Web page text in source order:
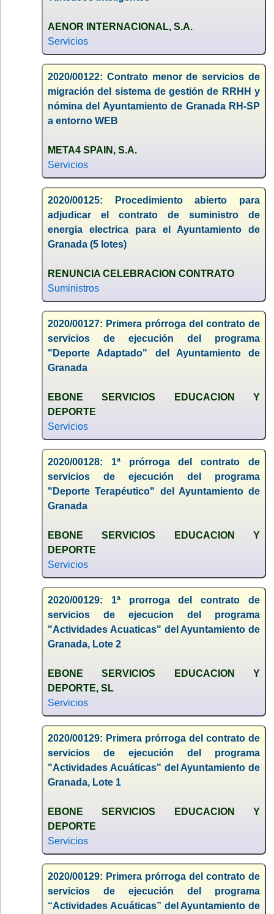
AENOR INTERNACIONAL, S.A.
Servicios
2020/00122: Contrato menor de servicios de
migración del sistema de gestión de RRHH y
nómina del Ayuntamiento de Granada RH-SP
a entorno WEB
META4 SPAIN, S.A.
Servicios
2020/00125: Procedimiento abierto para
adjudicar el contrato de suministro de
energia electrica para el Ayuntamiento de
Granada (5 lotes)
RENUNCIA CELEBRACION CONTRATO
Suministros
2020/00127: Primera prórroga del contrato de
servicios de ejecución del programa
"Deporte Adaptado" del Ayuntamiento de
Granada
EBONE SERVICIOS EDUCACION Y
DEPORTE
Servicios
2020/00128: 1ª prórroga del contrato de
servicios de ejecución del programa
"Deporte Terapéutico" del Ayuntamiento de
Granada
EBONE SERVICIOS EDUCACION Y
DEPORTE
Servicios
2020/00129: 1ª prorroga del contrato de
servicios de ejecucion del programa
"Actividades Acuaticas" del Ayuntamiento de
Granada, Lote 2
EBONE SERVICIOS EDUCACION Y
DEPORTE, SL
Servicios
2020/00129: Primera prórroga del contrato de
servicios de ejecución del programa
"Actividades Acuáticas" del Ayuntamiento de
Granada, Lote 1
EBONE SERVICIOS EDUCACION Y
DEPORTE
Servicios
2020/00129: Primera prórroga del contrato de
servicios de ejecución del programa
“Actividades Acuáticas” del Ayuntamiento de